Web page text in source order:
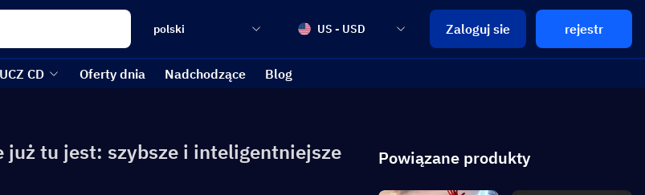
polski US - USD Zaloguj sie rejestr
CD Oferty dnia Nadchodzące Blog
już tu jest: szybsze i inteligentniejsze
Powiązane produkty